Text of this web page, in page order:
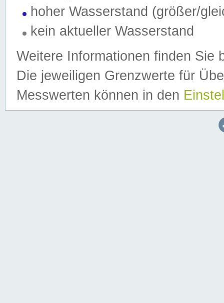
hoher Wasserstand (größer/
kein aktueller Wasserstand
Weitere Informationen finden Sie
Die jeweiligen Grenzwerte für
Messwerten können in den